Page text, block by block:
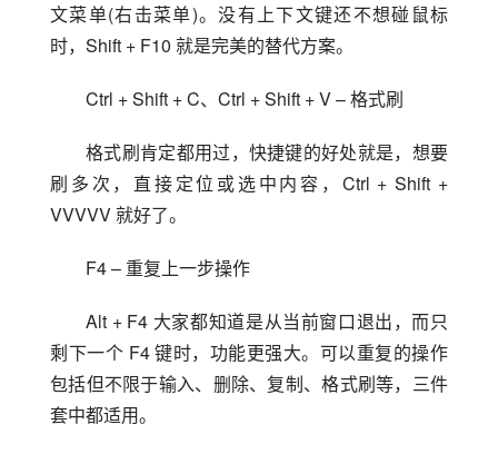
文菜单(右击菜单)。没有上下文键还不想碰鼠标
时，Shift + F10 就是完美的替代方案。
Ctrl + Shift + C、Ctrl + Shift + V – 格式刷
格式刷肯定都用过，快捷键的好处就是，想要
刷多次，直接定位或选中内容，Ctrl + Shift +
VVVVV 就好了。
F4 – 重复上一步操作
Alt + F4 大家都知道是从当前窗口退出，而只
剩下一个 F4 键时，功能更强大。可以重复的操作
包括但不限于输入、删除、复制、格式刷等，三件
套中都适用。